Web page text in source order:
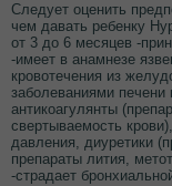
Следует оценить
чем давать ребенку
от 3 до 6 месяцев -
-имеет в анамнезе
кровотечения из
заболеваниями
антикоагулянты
свертываемость
давления, диуретики
препараты лития,
-страдает